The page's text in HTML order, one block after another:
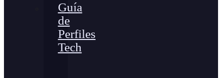
Guía
de
Perfiles
Tech